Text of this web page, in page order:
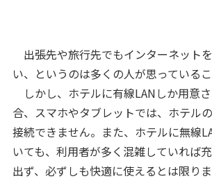
出張先や旅行先でもインターネット
い、というのは多くの人が思っているこ
しかし、ホテルに有線LANしか用意
合、スマホやタブレットでは、ホテル
接続できません。また、ホテルに無線
いても、利用者が多く混雑していれば
出ず、必ずしも快適に使えるとは限りま